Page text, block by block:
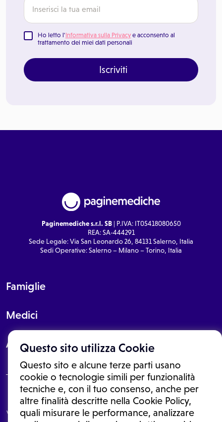
Questo sito utilizza Cookie
Questo sito e alcune terze parti usano
cookie o tecnologie simili per funzionalità
tecniche e, con il tuo consenso, anche per
altre finalità descritte nella Cookie Policy,
quali misurare le performance, analizzare
Ho letto l'Informativa sulla Privacy e acconsento al
trattamento dei miei dati personali
Iscriviti
Paginemediche s.r.l. SB| P.IVA: IT05418080650
REA: SA-444291
Sede Legale: Via San Leonardo 26, 84131 Salerno, Italia
Sedi Operative: Salerno – Milano – Torino, Italia
Famiglie
Medici
About
Le informazioni proposte in questo sito non sono un consulto medico.
In nessun caso, queste informazioni sostituiscono un consulto, una
visita o una diagnosi formulata dal medico. Non si devono considerare
le informazioni disponibili come suggerimenti per la formulazione di